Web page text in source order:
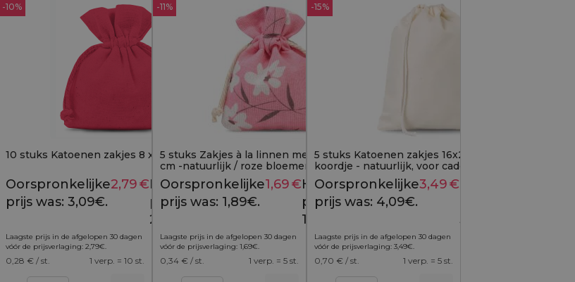
15 cm -
4,79 €
Huidige
prijs is:
-10%
10 stuks Katoenen zakjes 8 x 10 cm - rood
3,09 €
Oorspronkelijke
prijs was: 3,09€.
2,79€Huidige
prijs is:
2,79€.
Laagste prijs in de afgelopen 30 dagen
vóór de prijsverlaging: 2,79€.
0,28 € / st. 1 verp. = 10 st.
-11%
5 stuks Zakjes à la linnen met print 10 x 13
cm -natuurlijk / roze bloemen
1,89 €
Oorspronkelijke
prijs was: 1,89€.
1,69€Huidige
prijs is:
1,69€.
Laagste prijs in de afgelopen 30 dagen
vóór de prijsverlaging: 1,69€.
0,34 € / st. 1 verp. = 5 st.
-15%
5 stuks Katoenen zakjes 16x22 cm met enkel
koordje - natuurlijk, voor cadeaus
Oorspronkelijke
prijs was: 4,09€.
3,49€
3,49€.
Laagste prijs in de afgelopen 30 dagen
vóór de prijsverlaging: 3,49€.
0,70 € / st. 1 verp. = 5 st.